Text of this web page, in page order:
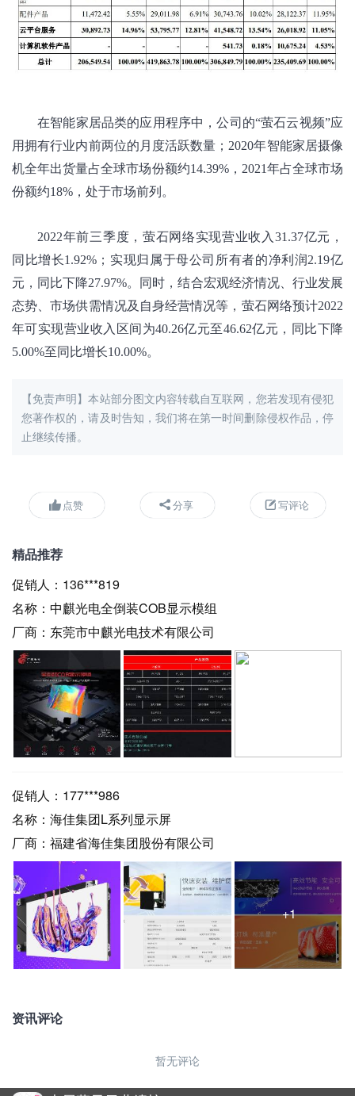
在智能家居品类的应用程序中，公司的“萤石云视频”应
用拥有行业内前两位的月度活跃数量；2020年智能家居摄像
机全年出货量占全球市场份额约14.39%，2021年占全球市场
份额约18%，处于市场前列。
2022年前三季度，萤石网络实现营业收入31.37亿元，
同比增长1.92%；实现归属于母公司所有者的净利润2.19亿
元，同比下降27.97%。同时，结合宏观经济情况、行业发展
态势、市场供需情况及自身经营情况等，萤石网络预计2022
年可实现营业收入区间为40.26亿元至46.62亿元，同比下降
5.00%至同比增长10.00%。
【免责声明】本站部分图文内容转载自互联网，您若发现有侵犯
您著作权的，请及时告知，我们将在第一时间删除侵权作品，停
止继续传播。
点赞 分享 写评论
精品推荐
促销人： 136***819
名称： 中麒光电全倒装COB显示模组
厂商： 东莞市中麒光电技术有限公司
促销人： 177***986
名称： 海佳集团L系列显示屏
厂商： 福建省海佳集团股份有限公司
+1
资讯评论
暂无评论